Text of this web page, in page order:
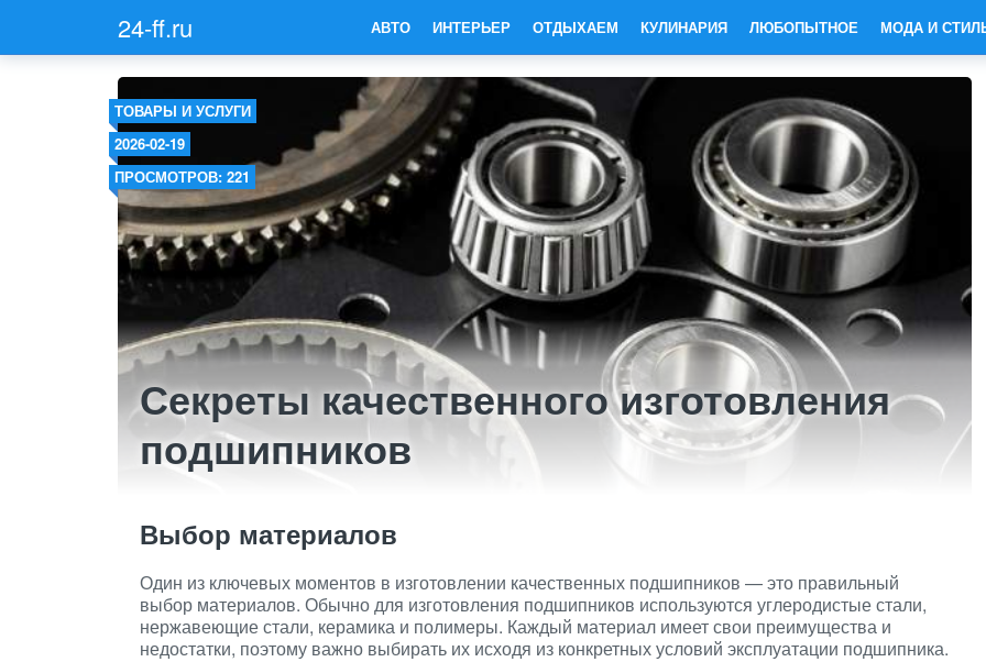
24-ff.ru АВТО ИНТЕРЬЕР ОТДЫХАЕМ КУЛИНАРИЯ ЛЮБОПЫТНОЕ МОДА И
ТОВАРЫ И УСЛУГИ
2026-02-19
ПРОСМОТРОВ: 221
Секреты качественного изготовления
подшипников
Выбор материалов
Один из ключевых моментов в изготовлении качественных подшипников — это правильный
выбор материалов. Обычно для изготовления подшипников используются углеродистые стали,
нержавеющие стали, керамика и полимеры. Каждый материал имеет свои преимущества и
недостатки, поэтому важно выбирать их исходя из конкретных условий эксплуатации подшипника.